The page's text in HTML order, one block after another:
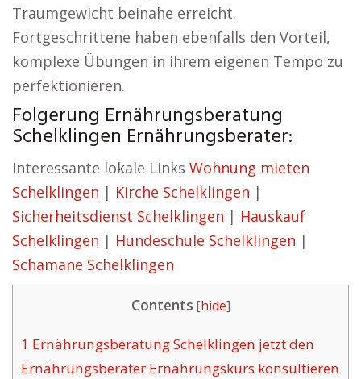
Traumgewicht beinahe erreicht.
Fortgeschrittene haben ebenfalls den Vorteil,
komplexe Übungen in ihrem eigenen Tempo zu
perfektionieren.
Folgerung Ernährungsberatung
Schelklingen Ernährungsberater:
Interessante lokale Links Wohnung mieten
Schelklingen | Kirche Schelklingen |
Sicherheitsdienst Schelklingen | Hauskauf
Schelklingen | Hundeschule Schelklingen |
Schamane Schelklingen
Contents [hide]
1 Ernährungsberatung Schelklingen jetzt den
Ernährungsberater Ernährungskurs konsultieren